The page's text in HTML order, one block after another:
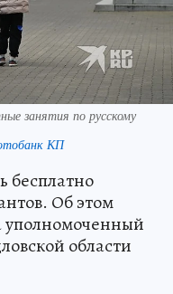
занятия по русскому
КП
бесплатно
Об этом
уполномоченный
области